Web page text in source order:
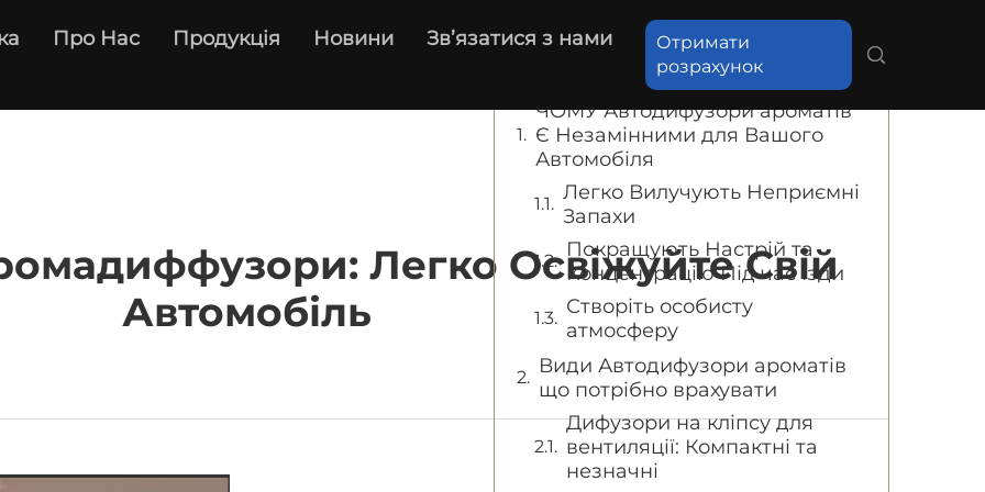
Про Нас Продукція Новини
Зв’язатися з нами
Отримати
розрахунок
Легко Освіжуйте Свій
Автомобіль
Зміст
ЧОМУ Автодифузори ароматів
Є Незамінними для Вашого
Автомобіля
Легко Вилучують Неприємні
Запахи
Покращують Настрій та
Концентрацію Під час Їзди
Створіть особисту
атмосферу
Види Автодифузори ароматів
що потрібно врахувати
Дифузори на кліпсу для
вентиляції: Компактні та
незначні